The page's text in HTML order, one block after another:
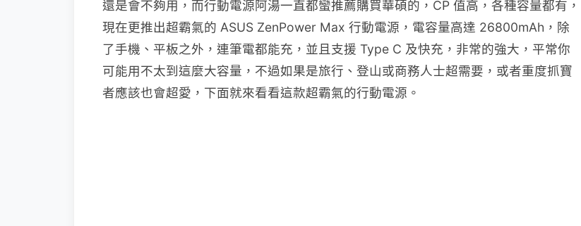
還是會不夠用，而行動電源阿湯一直都蠻推薦購買華碩的，CP 值高，各種容量都有，
現在更推出超霸氣的 ASUS ZenPower Max 行動電源，電容量高達 26800mAh，除
了手機、平板之外，連筆電都能充，並且支援 Type C 及快充，非常的強大，平常你
可能用不太到這麼大容量，不過如果是旅行、登山或商務人士超需要，或者重度抓寶
者應該也會超愛，下面就來看看這款超霸氣的行動電源。